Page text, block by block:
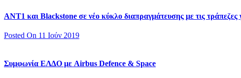
ΑΝΤ1 και Blackstone σε νέο κύκλο διαπραγμάτευσης με τις τράπεζες
Posted On 11 Ιούν 2019
Συμφωνία ΕΛΔΟ με Airbus Defence & Space